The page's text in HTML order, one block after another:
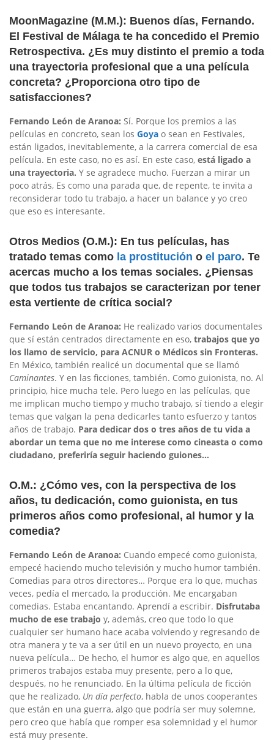
MoonMagazine (M.M.): Buenos días, Fernando.
El Festival de Málaga te ha concedido el Premio
Retrospectiva. ¿Es muy distinto el premio a toda
una trayectoria profesional que a una película
concreta? ¿Proporciona otro tipo de
satisfacciones?
Fernando León de Aranoa: Sí. Porque los premios a las
películas en concreto, sean los Goya o sean en Festivales,
están ligados, inevitablemente, a la carrera comercial de esa
película. En este caso, no es así. En este caso, está ligado a
una trayectoria. Y se agradece mucho. Fuerzan a mirar un
poco atrás, Es como una parada que, de repente, te invita a
reconsiderar todo tu trabajo, a hacer un balance y yo creo
que eso es interesante.
Otros Medios (O.M.): En tus películas, has
tratado temas como la prostitución o el paro. Te
acercas mucho a los temas sociales. ¿Piensas
que todos tus trabajos se caracterizan por tener
esta vertiente de crítica social?
Fernando León de Aranoa: He realizado varios documentales
que sí están centrados directamente en eso, trabajos que yo
los llamo de servicio, para ACNUR o Médicos sin Fronteras.
En México, también realicé un documental que se llamó
Caminantes. Y en las ficciones, también. Como guionista, no. Al
principio, hice mucha tele. Pero luego en las películas, que
me implican mucho tiempo y mucho trabajo, sí tiendo a elegir
temas que valgan la pena dedicarles tanto esfuerzo y tantos
años de trabajo. Para dedicar dos o tres años de tu vida a
abordar un tema que no me interese como cineasta o como
ciudadano, preferiría seguir haciendo guiones…
O.M.: ¿Cómo ves, con la perspectiva de los
años, tu dedicación, como guionista, en tus
primeros años como profesional, al humor y la
comedia?
Fernando León de Aranoa: Cuando empecé como guionista,
empecé haciendo mucho televisión y mucho humor también.
Comedias para otros directores… Porque era lo que, muchas
veces, pedía el mercado, la producción. Me encargaban
comedias. Estaba encantando. Aprendí a escribir. Disfrutaba
mucho de ese trabajo y, además, creo que todo lo que
cualquier ser humano hace acaba volviendo y regresando de
otra manera y te va a ser útil en un nuevo proyecto, en una
nueva película… De hecho, el humor es algo que, en aquellos
primeros trabajos estaba muy presente, pero a lo que,
después, no he renunciado. En la última película de ficción
que he realizado, Un día perfecto, habla de unos cooperantes
que están en una guerra, algo que podría ser muy solemne,
pero creo que había que romper esa solemnidad y el humor
está muy presente.